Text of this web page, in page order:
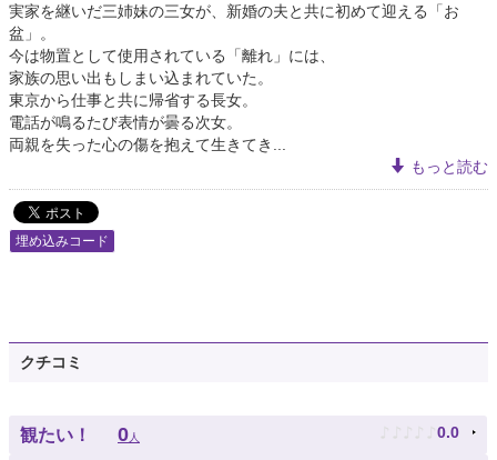
実家を継いだ三姉妹の三女が、新婚の夫と共に初めて迎える「お
盆」。
今は物置として使用されている「離れ」には、
家族の思い出もしまい込まれていた。
東京から仕事と共に帰省する長女。
電話が鳴るたび表情が曇る次女。
両親を失った心の傷を抱えて生きてき...
もっと読む
埋め込みコード
クチコミ
観たい！ 0人 ♪ ♪ ♪ ♪ ♪ 0.0